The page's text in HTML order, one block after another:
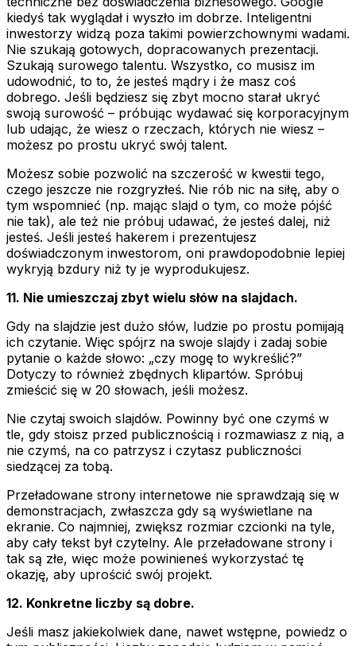
kiedyś tak wyglądał i wyszło im dobrze. Inteligentni
inwestorzy widzą poza takimi powierzchownymi wadami.
Nie szukają gotowych, dopracowanych prezentacji.
Szukają surowego talentu. Wszystko, co musisz im
udowodnić, to to, że jesteś mądry i że masz coś
dobrego. Jeśli będziesz się zbyt mocno starał ukryć
swoją surowość – próbując wydawać się korporacyjnym
lub udając, że wiesz o rzeczach, których nie wiesz –
możesz po prostu ukryć swój talent.
Możesz sobie pozwolić na szczerość w kwestii tego,
czego jeszcze nie rozgryzłeś. Nie rób nic na siłę, aby o
tym wspomnieć (np. mając slajd o tym, co może pójść
nie tak), ale też nie próbuj udawać, że jesteś dalej, niż
jesteś. Jeśli jesteś hakerem i prezentujesz
doświadczonym inwestorom, oni prawdopodobnie lepiej
wykryją bzdury niż ty je wyprodukujesz.
11. Nie umieszczaj zbyt wielu słów na slajdach.
Gdy na slajdzie jest dużo słów, ludzie po prostu pomijają
ich czytanie. Więc spójrz na swoje slajdy i zadaj sobie
pytanie o każde słowo: „czy mogę to wykreślić?”
Dotyczy to również zbędnych klipartów. Spróbuj
zmieścić się w 20 słowach, jeśli możesz.
Nie czytaj swoich slajdów. Powinny być one czymś w
tle, gdy stoisz przed publicznością i rozmawiasz z nią, a
nie czymś, na co patrzysz i czytasz publiczności
siedzącej za tobą.
Przeładowane strony internetowe nie sprawdzają się w
demonstracjach, zwłaszcza gdy są wyświetlane na
ekranie. Co najmniej, zwiększ rozmiar czcionki na tyle,
aby cały tekst był czytelny. Ale przeładowane strony i
tak są złe, więc może powinieneś wykorzystać tę
okazję, aby uprościć swój projekt.
12. Konkretne liczby są dobre.
Jeśli masz jakiekolwiek dane, nawet wstępne, powiedz o